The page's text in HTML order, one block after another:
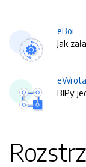
eBoi
Jak
eWrota
BIPy